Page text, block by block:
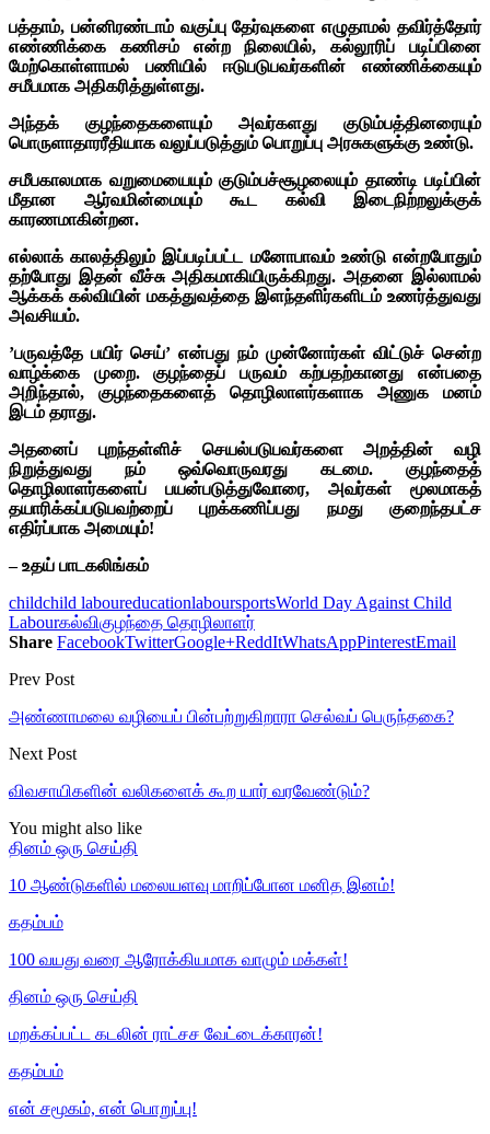
பத்தாம், பன்னிரண்டாம் வகுப்பு தேர்வுகளை எழுதாமல் தவிர்த்தோர்
எண்ணிக்கை கணிசம் என்ற நிலையில், கல்லூரிப் படிப்பினை
மேற்கொள்ளாமல் பணியில் ஈடுபடுபவர்களின் எண்ணிக்கையும்
சமீபமாக அதிகரித்துள்ளது.
அந்தக் குழந்தைகளையும் அவர்களது குடும்பத்தினரையும்
பொருளாதாரரீதியாக வலுப்படுத்தும் பொறுப்பு அரசுகளுக்கு உண்டு.
சமீபகாலமாக வறுமையையும் குடும்பச்சூழலையும் தாண்டி படிப்பின்
மீதான ஆர்வமின்மையும் கூட கல்வி இடைநிற்றலுக்குக்
காரணமாகின்றன.
எல்லாக் காலத்திலும் இப்படிப்பட்ட மனோபாவம் உண்டு என்றபோதும்
தற்போது இதன் வீச்சு அதிகமாகியிருக்கிறது. அதனை இல்லாமல்
ஆக்கக் கல்வியின் மகத்துவத்தை இளந்தளிர்களிடம் உணர்த்துவது
அவசியம்.
’பருவத்தே பயிர் செய்’ என்பது நம் முன்னோர்கள் விட்டுச் சென்ற
வாழ்க்கை முறை. குழந்தைப் பருவம் கற்பதற்கானது என்பதை
அறிந்தால், குழந்தைகளைத் தொழிலாளர்களாக அணுக மனம்
இடம் தராது.
அதனைப் புறந்தள்ளிச் செயல்படுபவர்களை அறத்தின் வழி
நிறுத்துவது நம் ஒவ்வொருவரது கடமை. குழந்தைத்
தொழிலாளர்களைப் பயன்படுத்துவோரை, அவர்கள் மூலமாகத்
தயாரிக்கப்படுபவற்றைப் புறக்கணிப்பது நமது குறைந்தபட்ச
எதிர்ப்பாக அமையும்!
– உதய் பாடகலிங்கம்
childchild laboureducationlaboursportsWorld Day Against Child
Labourகல்விகுழந்தை தொழிலாளர்
Share FacebookTwitterGoogle+ReddItWhatsAppPinterestEmail
Prev Post
அண்ணாமலை வழியைப் பின்பற்றுகிறாரா செல்வப் பெருந்தகை?
Next Post
விவசாயிகளின் வலிகளைக் கூற யார் வரவேண்டும்?
You might also like
தினம் ஒரு செய்தி
10 ஆண்டுகளில் மலையளவு மாறிப்போன மனித இனம்!
கதம்பம்
100 வயது வரை ஆரோக்கியமாக வாழும் மக்கள்!
தினம் ஒரு செய்தி
மறக்கப்பட்ட கடலின் ராட்சச வேட்டைக்காரன்!
கதம்பம்
என் சமூகம், என் பொறுப்பு!